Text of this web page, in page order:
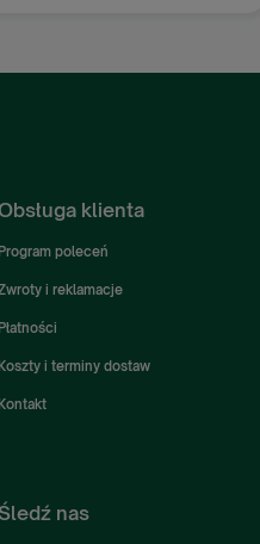
klienta
poleceń
i reklamacje
i terminy dostaw
nas